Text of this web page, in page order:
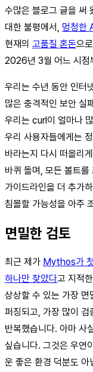
수많은 블로그 글을 써
대한 불평에서, 멍청한
현재의 고품질 혼돈으
2026년 3월 어느 시점
우리는 수년 동안 인터
많은 충격적인 보안 실
우리는 curl이 얼마나
우리 사용자들에게는
바라는지 다시 떠올리
바퀴 돌며, 모든 볼트를
가이드라인을 더 추가
침몰할 가능성을 아주
면밀한 검토
최근 제가 Mythos가
하나만 찾았다고 지적
상상할 수 있는 가장 면
퍼징되고, 가장 많이 검
반복했습니다. 아마 사
싶습니다. 그것은 우연
운 좋은 환경 덕분도